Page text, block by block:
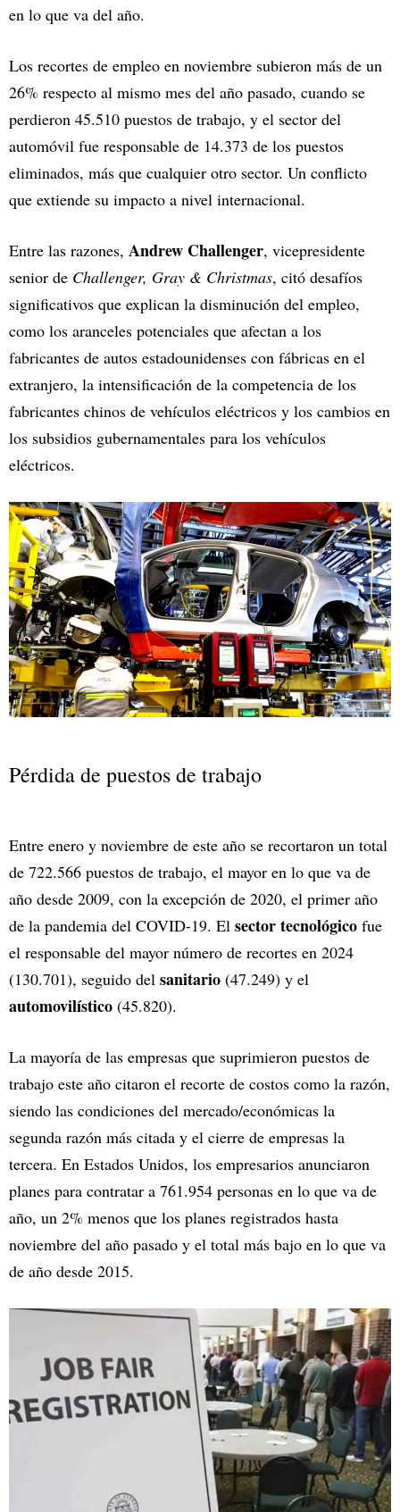
en lo que va del año.
Los recortes de empleo en noviembre subieron más de un
26% respecto al mismo mes del año pasado, cuando se
perdieron 45.510 puestos de trabajo, y el sector del
automóvil fue responsable de 14.373 de los puestos
eliminados, más que cualquier otro sector. Un conflicto
que extiende su impacto a nivel internacional.
Entre las razones, Andrew Challenger, vicepresidente
senior de Challenger, Gray & Christmas, citó desafíos
significativos que explican la disminución del empleo,
como los aranceles potenciales que afectan a los
fabricantes de autos estadounidenses con fábricas en el
extranjero, la intensificación de la competencia de los
fabricantes chinos de vehículos eléctricos y los cambios en
los subsidios gubernamentales para los vehículos
eléctricos.
Pérdida de puestos de trabajo
Entre enero y noviembre de este año se recortaron un total
de 722.566 puestos de trabajo, el mayor en lo que va de
año desde 2009, con la excepción de 2020, el primer año
de la pandemia del COVID-19. El sector tecnológico fue
el responsable del mayor número de recortes en 2024
(130.701), seguido del sanitario (47.249) y el
automovilístico (45.820).
La mayoría de las empresas que suprimieron puestos de
trabajo este año citaron el recorte de costos como la razón,
siendo las condiciones del mercado/económicas la
segunda razón más citada y el cierre de empresas la
tercera. En Estados Unidos, los empresarios anunciaron
planes para contratar a 761.954 personas en lo que va de
año, un 2% menos que los planes registrados hasta
noviembre del año pasado y el total más bajo en lo que va
de año desde 2015.